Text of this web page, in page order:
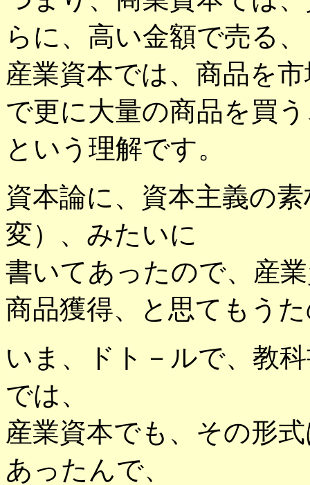
らに、高い金額で売る、
産業資本では、商品を
で更に大量の商品を買
という理解です。
資本論に、資本主義の
変）、みたいに
書いてあったので、産
商品獲得、と思てもう
いま、ドト－ルで、教
では、
産業資本でも、その形
あったんで、